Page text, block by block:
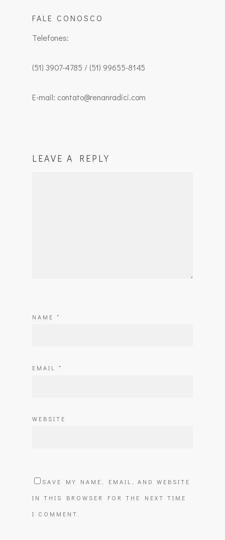
FALE CONOSCO
Telefones:
(51) 3907-4785 / (51) 99655-8145
E-mail: contato@renanradici.com
LEAVE A REPLY
NAME *
EMAIL *
WEBSITE
SAVE MY NAME, EMAIL, AND WEBSITE
IN THIS BROWSER FOR THE NEXT TIME
I COMMENT.